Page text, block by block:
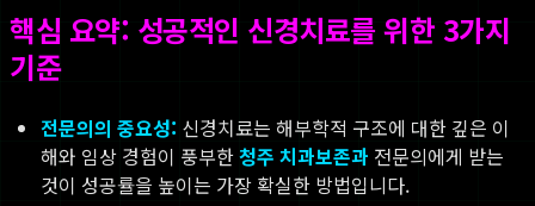
핵심 요약: 성공적인 신경치료를 위한 3가지
기준
전문의의 중요성: 신경치료는 해부학적 구조에 대한 깊은 이
해와 임상 경험이 풍부한청주 치과보존과 전문의에게 받는
것이 성공률을 높이는 가장 확실한 방법입니다.